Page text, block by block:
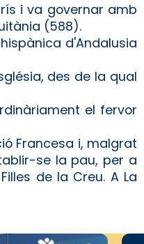
i va governar amb
(588).
d'Andalusia
des de la qual
el fervor
Francesa i, malgrat
se la pau, per a
de la Creu. A La